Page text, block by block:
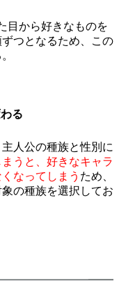
目から好きなものを
つとなるため、この
る
人公の種族と性別に
うと、好きなキャラ
なってしまう ため、
の種族を選択してお